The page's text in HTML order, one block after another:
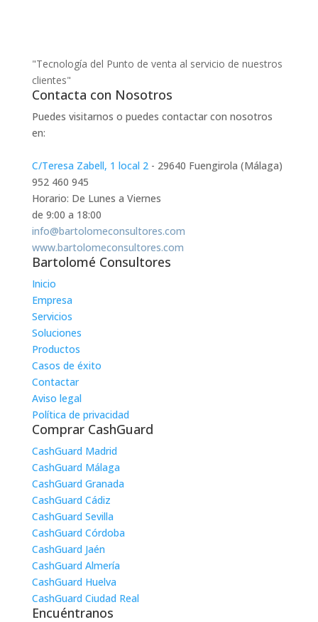
"Tecnología del Punto de venta al servicio de nuestros
clientes"
Contacta con Nosotros
Puedes visitarnos o puedes contactar con nosotros
en:
C/Teresa Zabell, 1 local 2- 29640 Fuengirola (Málaga)
952 460 945
Horario: De Lunes a Viernes
de 9:00 a 18:00
info@bartolomeconsultores.com
www.bartolomeconsultores.com
Bartolomé Consultores
Inicio
Empresa
Servicios
Soluciones
Productos
Casos de éxito
Contactar
Aviso legal
Política de privacidad
Comprar CashGuard
CashGuard Madrid
CashGuard Málaga
CashGuard Granada
CashGuard Cádiz
CashGuard Sevilla
CashGuard Córdoba
CashGuard Jaén
CashGuard Almería
CashGuard Huelva
CashGuard Ciudad Real
Encuéntranos